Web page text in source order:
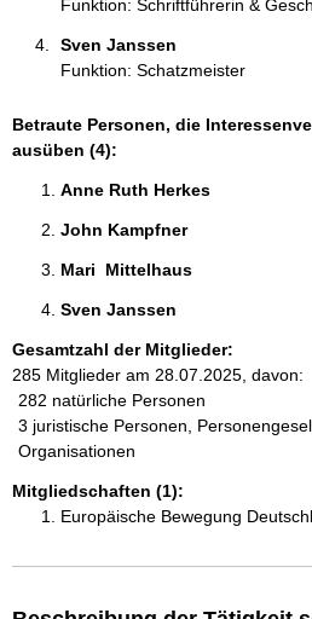
Funktion: Schriftführerin &
Sven Janssen
Funktion: Schatzmeister
Betraute Personen, die
ausüben (4):
Anne Ruth Herkes
John Kampfner
Mari  Mittelhaus
Sven Janssen
Gesamtzahl der Mitglieder:
285 Mitglieder am 28.07.2025, davon:
282 natürliche Personen
3 juristische Personen,
Organisationen
Mitgliedschaften (1):
Europäische Bewegung